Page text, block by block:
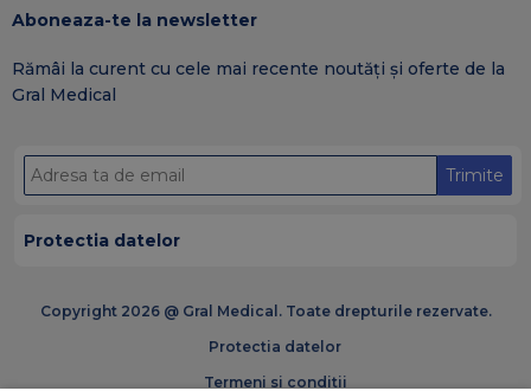
Aboneaza-te la newsletter
Rămâi la curent cu cele mai recente noutăți și oferte de la
Gral Medical
Trimite
Protectia datelor
Copyright 2026 @ Gral Medical. Toate drepturile rezervate.
Protectia datelor
Termeni si conditii